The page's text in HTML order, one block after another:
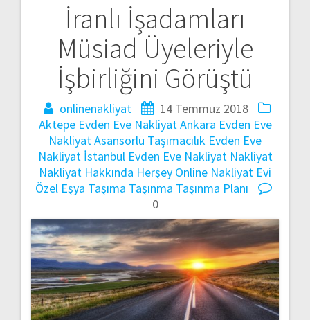
İranlı İşadamları
Müsiad Üyeleriyle
İşbirliğini Görüştü
onlinenakliyat
14 Temmuz 2018
Aktepe Evden Eve NakliyatAnkara Evden Eve
NakliyatAsansörlü Taşımacılık Evden Eve
Nakliyat İstanbul Evden Eve Nakliyat Nakliyat
Nakliyat Hakkında Herşey Online Nakliyat Evi
Özel Eşya Taşıma Taşınma Taşınma Planı
0
gezinmesi